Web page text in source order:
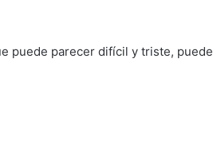
puede parecer difícil y triste, puede